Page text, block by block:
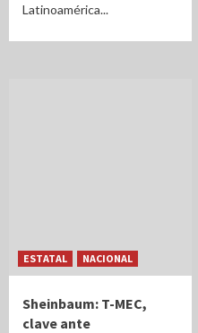
Latinoamérica...
ESTATAL NACIONAL
Sheinbaum: T-MEC,
clave ante